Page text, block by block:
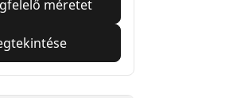
méretet